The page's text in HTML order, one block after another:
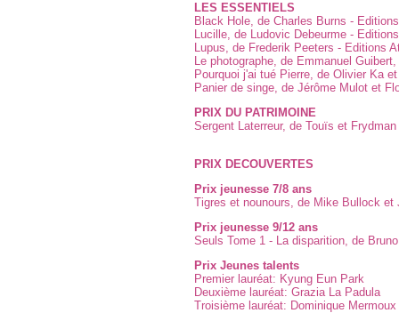
LES ESSENTIELS
Black Hole, de Charles Burns -
Lucille, de Ludovic Debeurme -
Lupus, de Frederik Peeters - Editions
Le photographe, de Emmanuel
Pourquoi j'ai tué Pierre, de Olivier Ka
Panier de singe, de Jérôme Mulot et
PRIX DU PATRIMOINE
Sergent Laterreur, de Touïs et
PRIX DECOUVERTES
Prix jeunesse 7/8 ans
Tigres et nounours, de Mike Bullock
Prix jeunesse 9/12 ans
Seuls Tome 1 - La disparition, de
Prix Jeunes talents
Premier lauréat: Kyung Eun Park
Deuxième lauréat: Grazia La Padula
Troisième lauréat: Dominique Mermoux